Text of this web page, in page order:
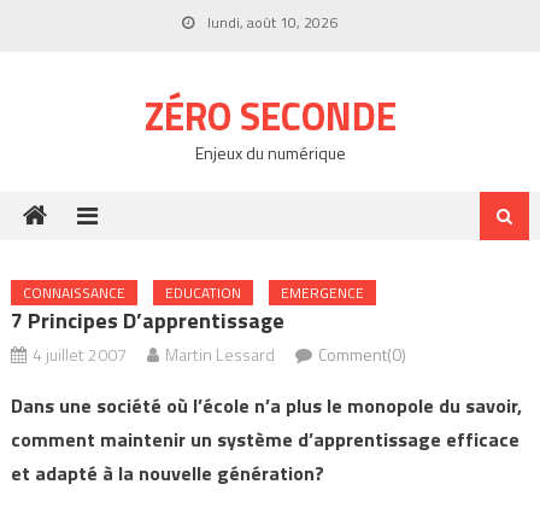
lundi, août 10, 2026
ZÉRO SECONDE
Enjeux du numérique
CONNAISSANCE EDUCATION EMERGENCE
7 Principes D’apprentissage
4 juillet 2007 Martin Lessard Comment(0)
Dans une société où l’école n’a plus le monopole du savoir,
comment maintenir un système d’apprentissage efficace
et adapté à la nouvelle génération?